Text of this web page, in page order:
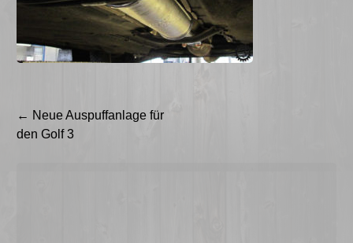
Beitragsnavigation
← Neue Auspuffanlage für
den Golf 3